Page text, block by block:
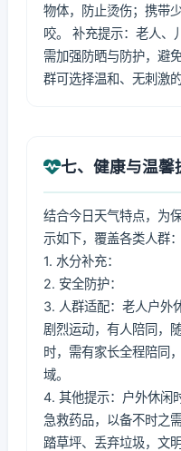
物体，防止烫伤；携带
咬。 补充提示：老人、
需加强防晒与防护，避
群可选择温和、无刺激
七、健康与温馨
结合今日天气特点，为
示如下，覆盖各类人群：
1. 水分补充：
2. 安全防护：
3. 人群适配：老人户外
剧烈运动，有人陪同，
时，需有家长全程陪同
域。
4. 其他提示：户外休闲
急救药品，以备不时之
踏草坪、丢弃垃圾，文明